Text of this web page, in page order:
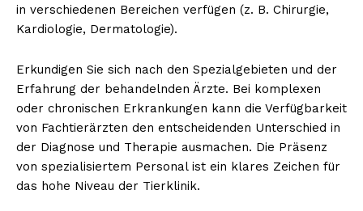
in verschiedenen Bereichen verfügen (z. B. Chirurgie,
Kardiologie, Dermatologie).
Erkundigen Sie sich nach den Spezialgebieten und der
Erfahrung der behandelnden Ärzte. Bei komplexen
oder chronischen Erkrankungen kann die Verfügbarkeit
von Fachtierärzten den entscheidenden Unterschied in
der Diagnose und Therapie ausmachen. Die Präsenz
von spezialisiertem Personal ist ein klares Zeichen für
das hohe Niveau der Tierklinik.